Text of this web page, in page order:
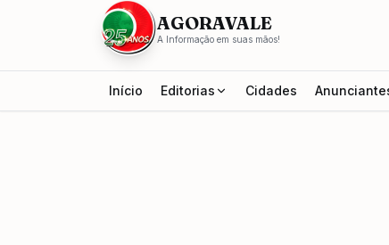
AGORAVALE
A Informação em suas mãos!
Início Editorias Cidades